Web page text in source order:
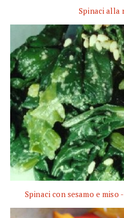
Spinaci alla
Spinaci con sesamo e miso